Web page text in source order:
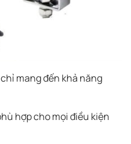
mang đến khả năng
hợp cho mọi điều kiện